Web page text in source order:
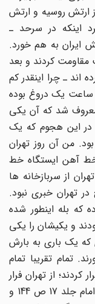
ارتش روسیه و ارتش
اینکه در سرحد ـ
به هم خورد.
کردند و بعد
ـ چرا اینقدر کم
یک دروغ بوده
شد که آن یکی
این هجوم که یک
من آن روز تهران
آهن ایستگاه خط
از سربازخانه ها
تهران خبری نبود.
بله اینطور شده
و یکیشان را یکی
یک باری به بارش
تمام تقریبا تمام
از تهران فرار
کردند؛ فرار کردند که بروند بیرون. (صحیفه امام جلد 17 ص 144 و